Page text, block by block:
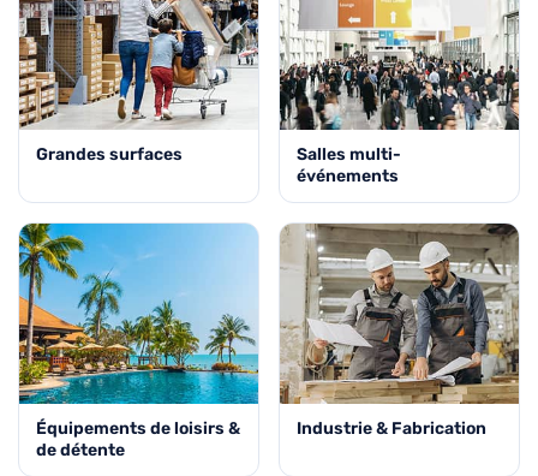
Grandes surfaces
Salles multi-
événements
Équipements de loisirs &
de détente
Industrie & Fabrication